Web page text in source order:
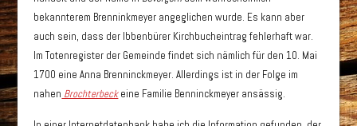
bekannterem Brenninkmeyer angeglichen wurde. Es kann aber
auch sein, dass der Ibbenbürer Kirchbucheintrag fehlerhaft war.
Im Totenregister der Gemeinde findet sich nämlich für den 10. Mai
1700 eine Anna Brenninckmeyer. Allerdings ist in der Folge im
nahen Brochterbeckeine Familie Benninckmeyer ansässig.